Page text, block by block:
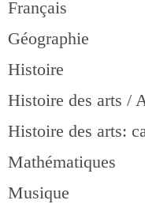
Français
Géographie
Histoire
Histoire des arts /
Histoire des arts:
Mathématiques
Musique